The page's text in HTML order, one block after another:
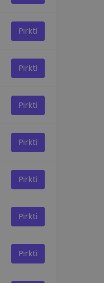
Pirkti
Pirkti
Pirkti
Pirkti
Pirkti
Pirkti
Pirkti